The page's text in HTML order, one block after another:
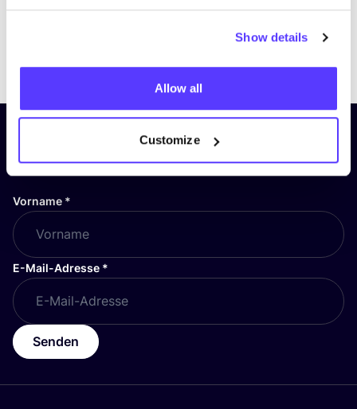
Show details
Allow all
Customize
Abonniere unseren Newsletter
und bleibe auf dem Laufenden!
Vorname *
E-Mail-Adresse *
Senden